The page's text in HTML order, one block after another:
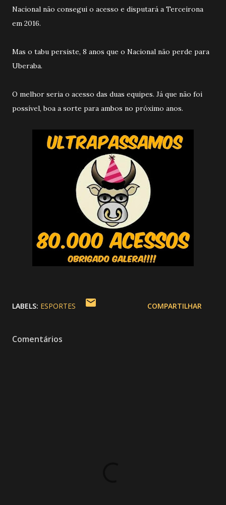
Nacional não consegui o acesso e disputará a Terceirona
em 2016.
Mas o tabu persiste, 8 anos que o Nacional não perde para
Uberaba.
O melhor seria o acesso das duas equipes. Já que não foi
possível, boa a sorte para ambos no próximo anos.
LABELS: ESPORTES COMPARTILHAR
Comentários